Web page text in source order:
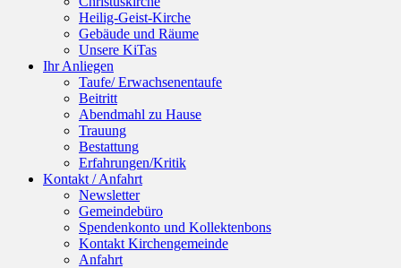
Heilig-Geist-Kirche
Gebäude und Räume
Unsere KiTas
Ihr Anliegen
Taufe/ Erwachsenentaufe
Beitritt
Abendmahl zu Hause
Trauung
Bestattung
Erfahrungen/Kritik
Kontakt / Anfahrt
Newsletter
Gemeindebüro
Spendenkonto und Kollektenbons
Kontakt Kirchengemeinde
Anfahrt